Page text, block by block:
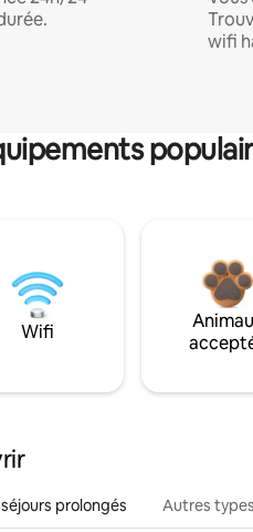
wifi
Wifi
prolongés Autres